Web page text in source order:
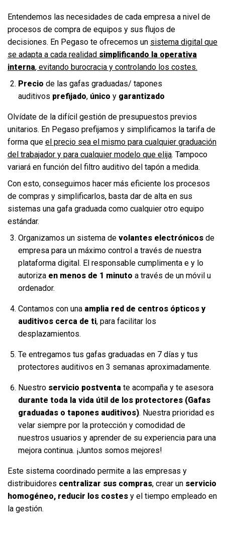
Entendemos las necesidades de cada empresa a nivel de
procesos de compra de equipos y sus flujos de
decisiones. En Pegaso te ofrecemos un sistema digital que
se adapta a cada realidad simplificando la operativa
interna, evitando burocracia y controlando los costes.
Precio de las gafas graduadas/ tapones
auditivos prefijado, único y garantizado
Olvídate de la difícil gestión de presupuestos previos
unitarios. En Pegaso prefijamos y simplificamos la tarifa de
forma que el precio sea el mismo para cualquier graduación
del trabajador y para cualquier modelo que elija. Tampoco
variará en función del filtro auditivo del tapón a medida.
Con esto, conseguimos hacer más eficiente los procesos
de compras y simplificarlos, basta dar de alta en sus
sistemas una gafa graduada como cualquier otro equipo
estándar.
Organizamos un sistema devolantes electrónicosde
empresa para un máximo control a través de nuestra
plataforma digital. El responsable cumplimenta e y lo
autoriza en menos de 1 minuto a través de un móvil u
ordenador.
Contamos con unaamplia red de centros ópticos y
auditivos cerca de ti, para facilitar los
desplazamientos.
Te entregamos tus gafas graduadas en 7 días y tus
protectores auditivos en 3 semanas aproximadamente.
Nuestro servicio postventa te acompaña y te asesora
durante toda la vida útil de los protectores (Gafas
graduadas o tapones auditivos). Nuestra prioridad es
velar siempre por la protección y comodidad de
nuestros usuarios y aprender de su experiencia para una
mejora continua. ¡Juntos somos mejores!
Este sistema coordinado permite a las empresas y
distribuidores centralizar sus compras, crear un servicio
homogéneo, reducir los costes y el tiempo empleado en
la gestión.